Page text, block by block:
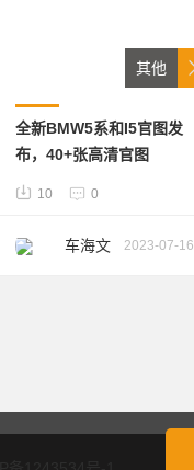
其他
全新BMW5系和I5官图发
布，40+张高清官图
10 0
车海文 2023-07-16